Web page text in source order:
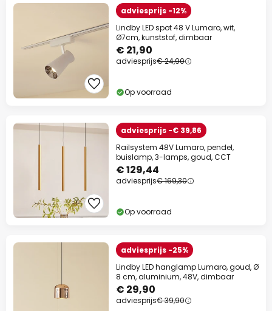
adviesprijs -12%
Lindby LED spot 48 V Lumaro, wit,
Ø7cm, kunststof, dimbaar
€ 21,90
adviesprijs€ 24,90
Op voorraad
adviesprijs -€ 39,86
Railsystem 48V Lumaro, pendel,
buislamp, 3-lamps, goud, CCT
€ 129,44
adviesprijs€ 169,30
Op voorraad
adviesprijs -25%
Lindby LED hanglamp Lumaro, goud, Ø
8 cm, aluminium, 48V, dimbaar
€ 29,90
adviesprijs€ 39,90